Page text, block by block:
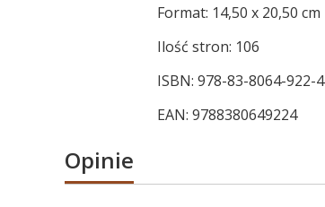
Format: 14,50 x 20,50 cm
Ilość stron: 106
ISBN: 978-83-8064-922-4
EAN: 9788380649224
Opinie